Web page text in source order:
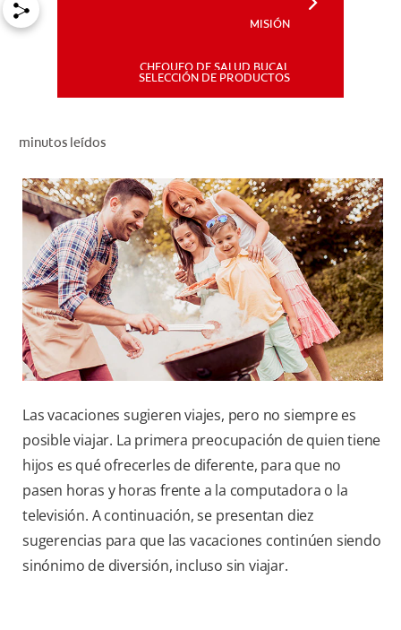
PARA PROFESIONALES
CUPONES
DÓNDE COMPRAR
PE (ES)
MISIÓN
CHEQUEO DE SALUD BUCAL
SELECCIÓN DE PRODUCTOS
minutos leídos
Las vacaciones sugieren viajes, pero no siempre es
posible viajar. La primera preocupación de quien tiene
hijos es qué ofrecerles de diferente, para que no
pasen horas y horas frente a la computadora o la
televisión. A continuación, se presentan diez
sugerencias para que las vacaciones continúen siendo
sinónimo de diversión, incluso sin viajar.